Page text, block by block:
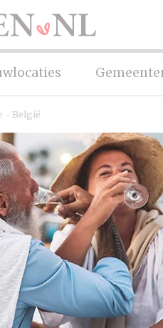
- België